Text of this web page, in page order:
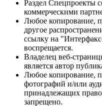
Раздел Спецпроекты
коммерческими
Любое копирование,
другое
ссылку на
воспрещается.
Владелец веб-
является автор
Любое копирование,
фотографий и/или
принадлежащих
запрещено.